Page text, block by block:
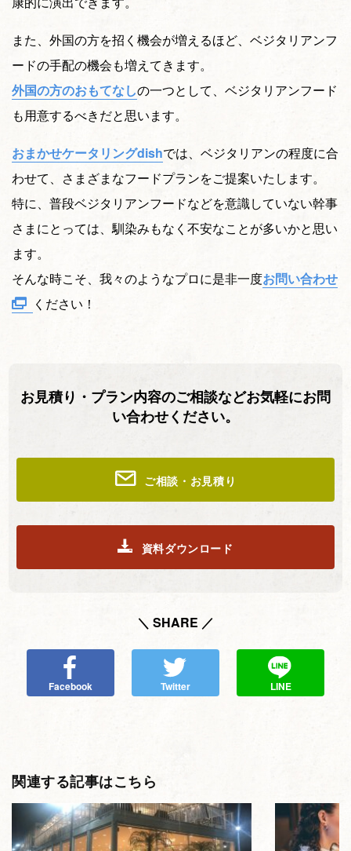
また、外国の方を招く機会が増えるほど、ベジタリアンフ
ードの手配の機会も増えてきます。
外国の方のおもてなしの一つとして、ベジタリアンフード
も用意するべきだと思います。
おまかせケータリングdishでは、ベジタリアンの程度に合
わせて、さまざまなフードプランをご提案いたします。
特に、普段ベジタリアンフードなどを意識していない幹事
さまにとっては、馴染みもなく不安なことが多いかと思い
ます。
そんな時こそ、我々のようなプロに是非一度お問い合わせ
ください！
お見積り・プラン内容のご相談などお気軽にお問
い合わせください。
ご相談・お見積り
資料ダウンロード
＼ SHARE ／
Facebook Twitter LINE
関連する記事はこちら